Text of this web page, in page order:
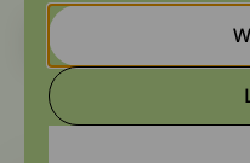
Let op. Dit is een ouder
meer actueel is.
21 mei 2024